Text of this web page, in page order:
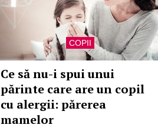
COPII
Ce să nu-i spui unui
părinte care are un copil
cu alergii: părerea
mamelor